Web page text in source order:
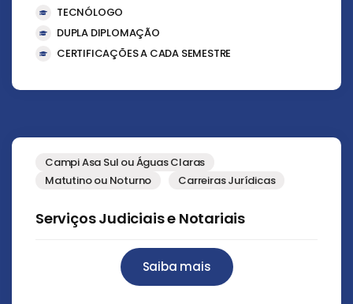
TECNÓLOGO
DUPLA DIPLOMAÇÃO
CERTIFICAÇÕES A CADA SEMESTRE
Campi Asa Sul ou Águas Claras
Matutino ou Noturno
Carreiras Jurídicas
Serviços Judiciais e Notariais
Saiba mais